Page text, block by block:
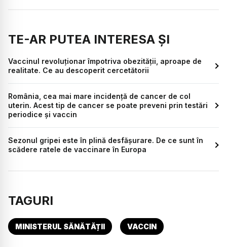
TE-AR PUTEA INTERESA ȘI
Vaccinul revoluționar împotriva obezității, aproape de
realitate. Ce au descoperit cercetătorii
România, cea mai mare incidență de cancer de col
uterin. Acest tip de cancer se poate preveni prin testări
periodice și vaccin
Sezonul gripei este în plină desfășurare. De ce sunt în
scădere ratele de vaccinare în Europa
TAGURI
MINISTERUL SĂNĂTĂȚII VACCIN